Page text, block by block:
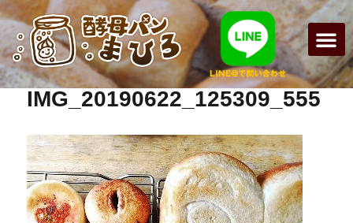
IMG_20190622_125309_555